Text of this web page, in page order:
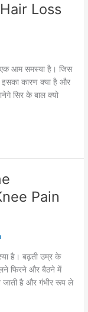
Loss
आम समस्या है। जिस
कारण क्या है और
सिर के बाल क्यो
Pain
है। बढ़ती उम्र के
फिरने और बैठने में
जाती है और गंभीर रूप ले